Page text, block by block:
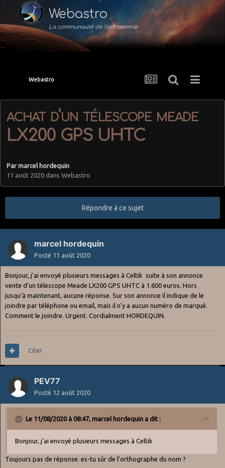
Webastro
La communauté de l'astronomie
Webastro
achat d'un télescope meade
LX200 GPS UHTC
Par marcel hordequin
11 août 2020 dans Webastro
Répondre à ce sujet
marcel hordequin
Posté 11 août 2020
Bonjour, j'ai envoyé plusieurs messages à Celtik suite à son annonce
vente d'un télescope Meade LX200 GPS UHTC à 1.600 euros. Hors
jusqu'à maintenant, aucune réponse. Sur son annonce il indique de le
joindre par téléphone ou email, mais il n'y a aucun numéro de marqué.
Comment le joindre. Urgent. Cordialment HORDEQUIN.
Citer
PEV77
Posté 12 août 2020
Le 11/08/2020 à 08:47, marcel hordequin a dit :
Bonjour, j'ai envoyé plusieurs messages à Celtik
Toujours pas de réponse. es-tu sûr de l'orthographe du nom ?